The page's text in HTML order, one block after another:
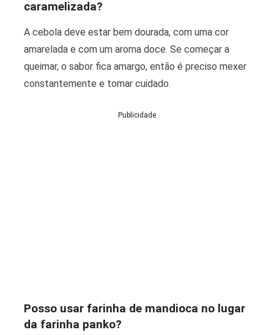
caramelizada?
A cebola deve estar bem dourada, com uma cor
amarelada e com um aroma doce. Se começar a
queimar, o sabor fica amargo, então é preciso mexer
constantemente e tomar cuidado.
Publicidade
Posso usar farinha de mandioca no lugar
da farinha panko?